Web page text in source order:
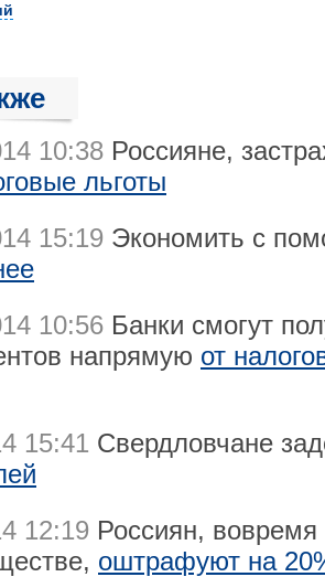
10:38 Россияне,
льготы
15:19 Экономить с
10:56 Банки смогут
напрямую от
15:41 Свердловчане
12:19 Россиян,
оштрафуют на